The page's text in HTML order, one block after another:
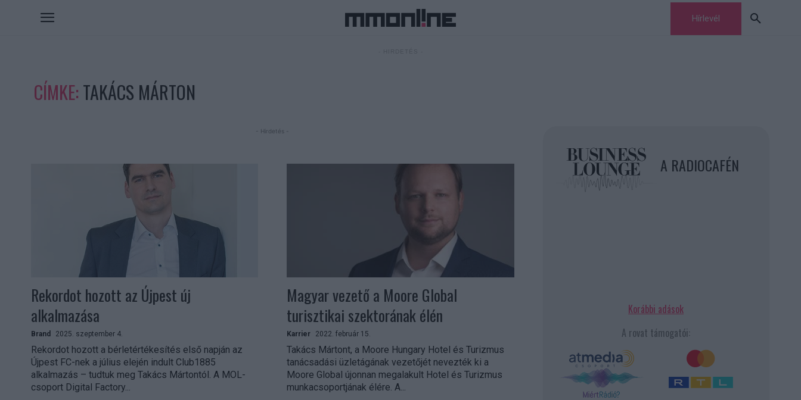
Hírlevél
CÍMKE: TAKÁCS MÁRTON
- Hirdetés -
Rekordot hozott az Újpest új
alkalmazása
Brand 2025. szeptember 4.
Rekordot hozott a bérletértékesítés első napján az
Újpest FC-nek a július elején indult Club1885
alkalmazás – tudtuk meg Takács Mártontól. A MOL-
csoport Digital Factory...
Magyar vezető a Moore Global
turisztikai szektorának élén
Karrier 2022. február 15.
Takács Mártont, a Moore Hungary Hotel és Turizmus
tanácsadási üzletágának vezetőjét nevezték ki a
Moore Global újonnan megalakult Hotel és Turizmus
munkacsoportjának élére. A...
A RADIOCAFÉN
Korábbi adások
A rovat támogatói: